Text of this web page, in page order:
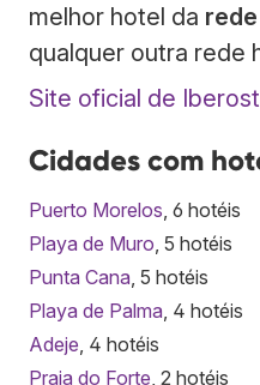
melhor hotel da
qualquer outra rede
Site oficial de
Cidades com
Puerto Morelos , 6 hotéis
Playa de Muro , 5 hotéis
Punta Cana , 5 hotéis
Playa de Palma , 4 hotéis
Adeje , 4 hotéis
Praia do Forte , 2 hotéis